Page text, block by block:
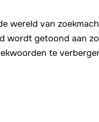
wereld van
wordt getoond aan
te